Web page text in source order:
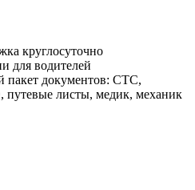
круглосуточно
для водителей
пакет документов: СТС,
листы, медик, механик